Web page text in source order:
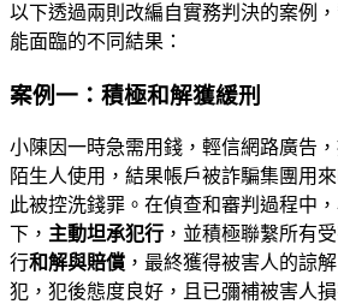
以下透過兩則改編自實務判決的案例
能面臨的不同結果：
案例一：積極和解獲緩刑
小陳因一時急需用錢，輕信網路廣告
陌生人使用，結果帳戶被詐騙集團用
此被控洗錢罪。在偵查和審判過程中
下， 主動坦承犯行 ，並積極聯繫所有
行和解與賠償 ，最終獲得被害人的諒
犯，犯後態度良好，且已彌補被害人